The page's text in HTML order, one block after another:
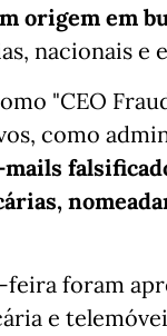
origem em
nacionais e
"CEO
como
feira foram
e